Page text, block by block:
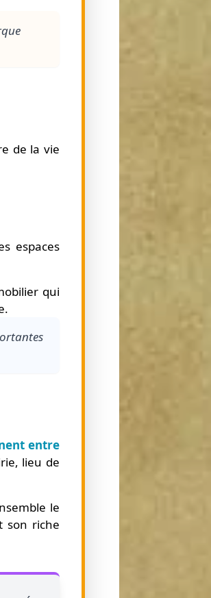
de la vie
espaces
qui
entre
lieu de
le
son riche